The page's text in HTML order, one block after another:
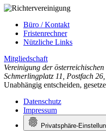
Büro / Kontakt
Fristenrechner
Nützliche Links
Mitgliedschaft
Vereinigung der
Schmerlingplatz 11
Postfach 26
Unabhängig entscheiden,
Datenschutz
Impressum
Privatsphäre-